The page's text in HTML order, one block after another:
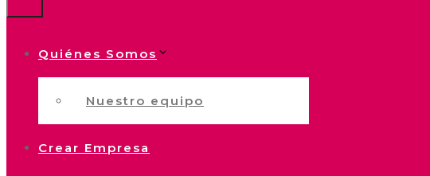
Quiénes Somos
Nuestro equipo
Crear Empresa